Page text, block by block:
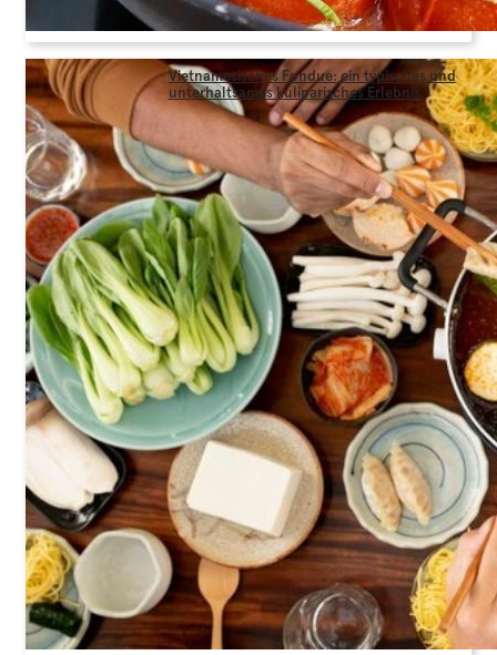
Vietnamesisches Fondue: ein typisches und
unterhaltsames kulinarisches Erlebnis.